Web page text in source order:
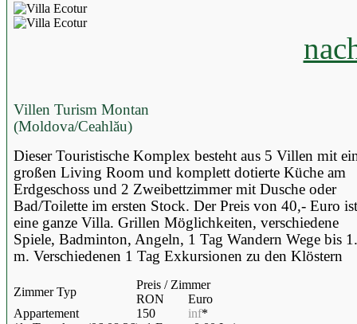
Villen Turism Montan
(Moldova/Ceahlău)
Dieser Touristische Komplex besteht aus 5 Villen mit
großen Living Room und komplett dotierte Küche am
Erdgeschoss und 2 Zweibettzimmer mit Dusche oder
Bad/Toilette im ersten Stock. Der Preis von 40,- Euro
eine ganze Villa. Grillen Möglichkeiten, verschiedene
Spiele, Badminton, Angeln, 1 Tag Wandern Wege bis
m. Verschiedenen 1 Tag Exkursionen zu den Klöstern
Zimmer Typ
Preis / Zimmer
RON
Euro
Appartement
150 inf*